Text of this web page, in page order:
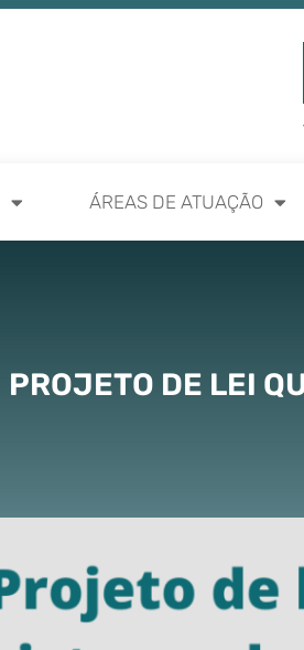
ÁREAS DE ATUAÇÃO
PROJETO DE LEI